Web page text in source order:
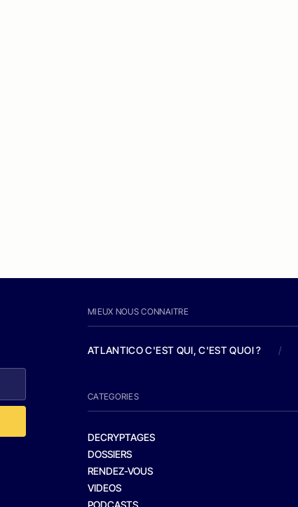
MIEUX NOUS CONNAITRE
ATLANTICO C'EST QUI, C'EST QUOI ? /
CATEGORIES
DECRYPTAGES
DOSSIERS
RENDEZ-VOUS
VIDEOS
PODCASTS